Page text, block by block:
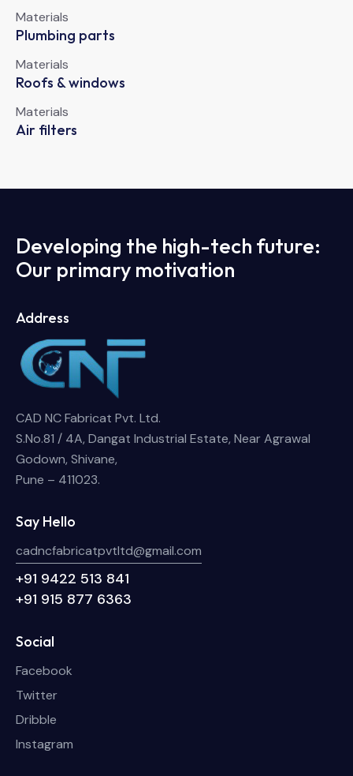
Materials
Plumbing parts
Materials
Roofs & windows
Materials
Air filters
Developing the high-tech future:
Our primary motivation
Address
CAD NC Fabricat Pvt. Ltd.
S.No.81 / 4A, Dangat Industrial Estate, Near Agrawal
Godown, Shivane,
Pune – 411023.
Say Hello
cadncfabricatpvtltd@gmail.com
+91 9422 513 841
+91 915 877 6363
Social
Facebook
Twitter
Dribble
Instagram